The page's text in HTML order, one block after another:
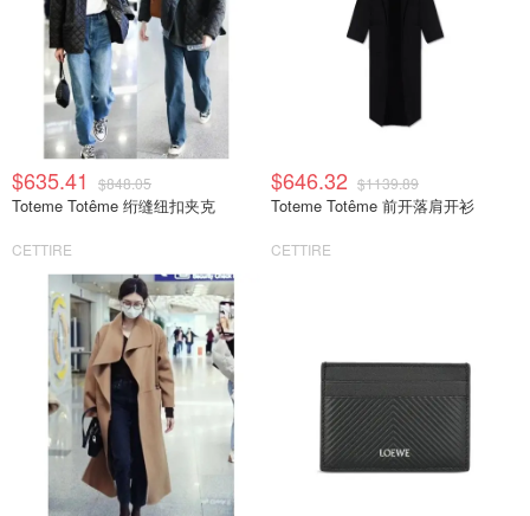
$635.41 $848.05
Toteme Totême 绗缝纽扣夹克
CETTIRE
$646.32 $1139.89
Toteme Totême 前开落肩开衫
CETTIRE